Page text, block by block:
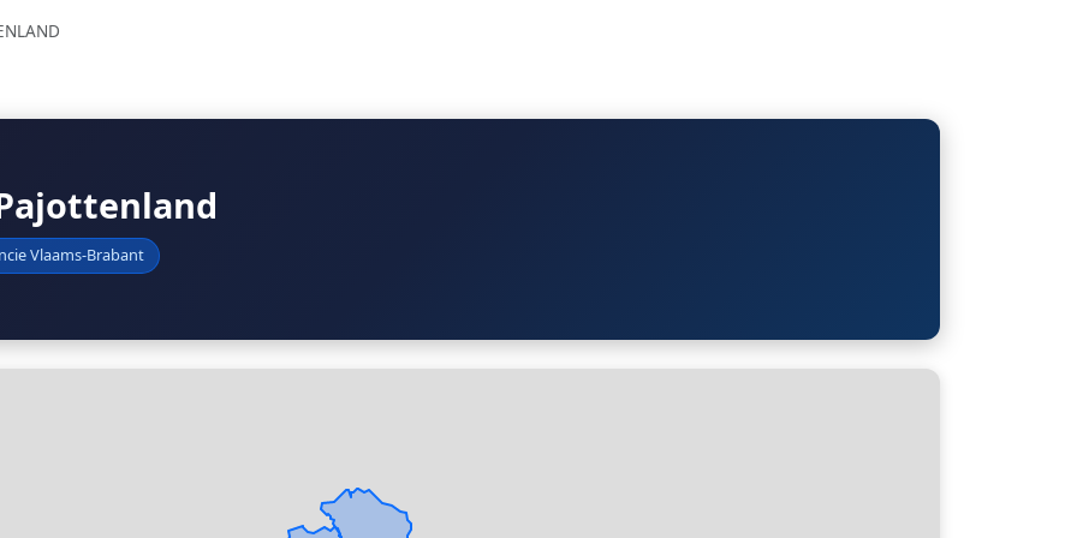
Vlaams-Brabant